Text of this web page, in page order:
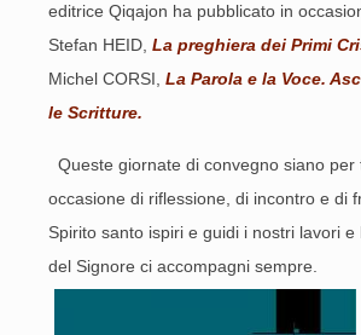
editrice Qiqajon ha pubblicato in
Stefan HEID, La preghiera dei Primi
Michel CORSI, La Parola e la Voce.
le Scritture.
Queste giornate di convegno siano per
occasione di riflessione, di incontro e di
Spirito santo ispiri e guidi i nostri lavori e
del Signore ci accompagni sempre.